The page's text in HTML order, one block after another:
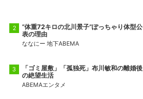
“体重72キロの北川景子”ぽっちゃり体型公
表の理由
ななにー 地下ABEMA
「ゴミ屋敷」「孤独死」布川敏和の離婚後
の絶望生活
ABEMAエンタメ